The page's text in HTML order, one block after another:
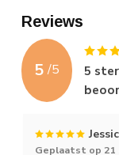
Reviews
5 /5 5
Geplaatst op